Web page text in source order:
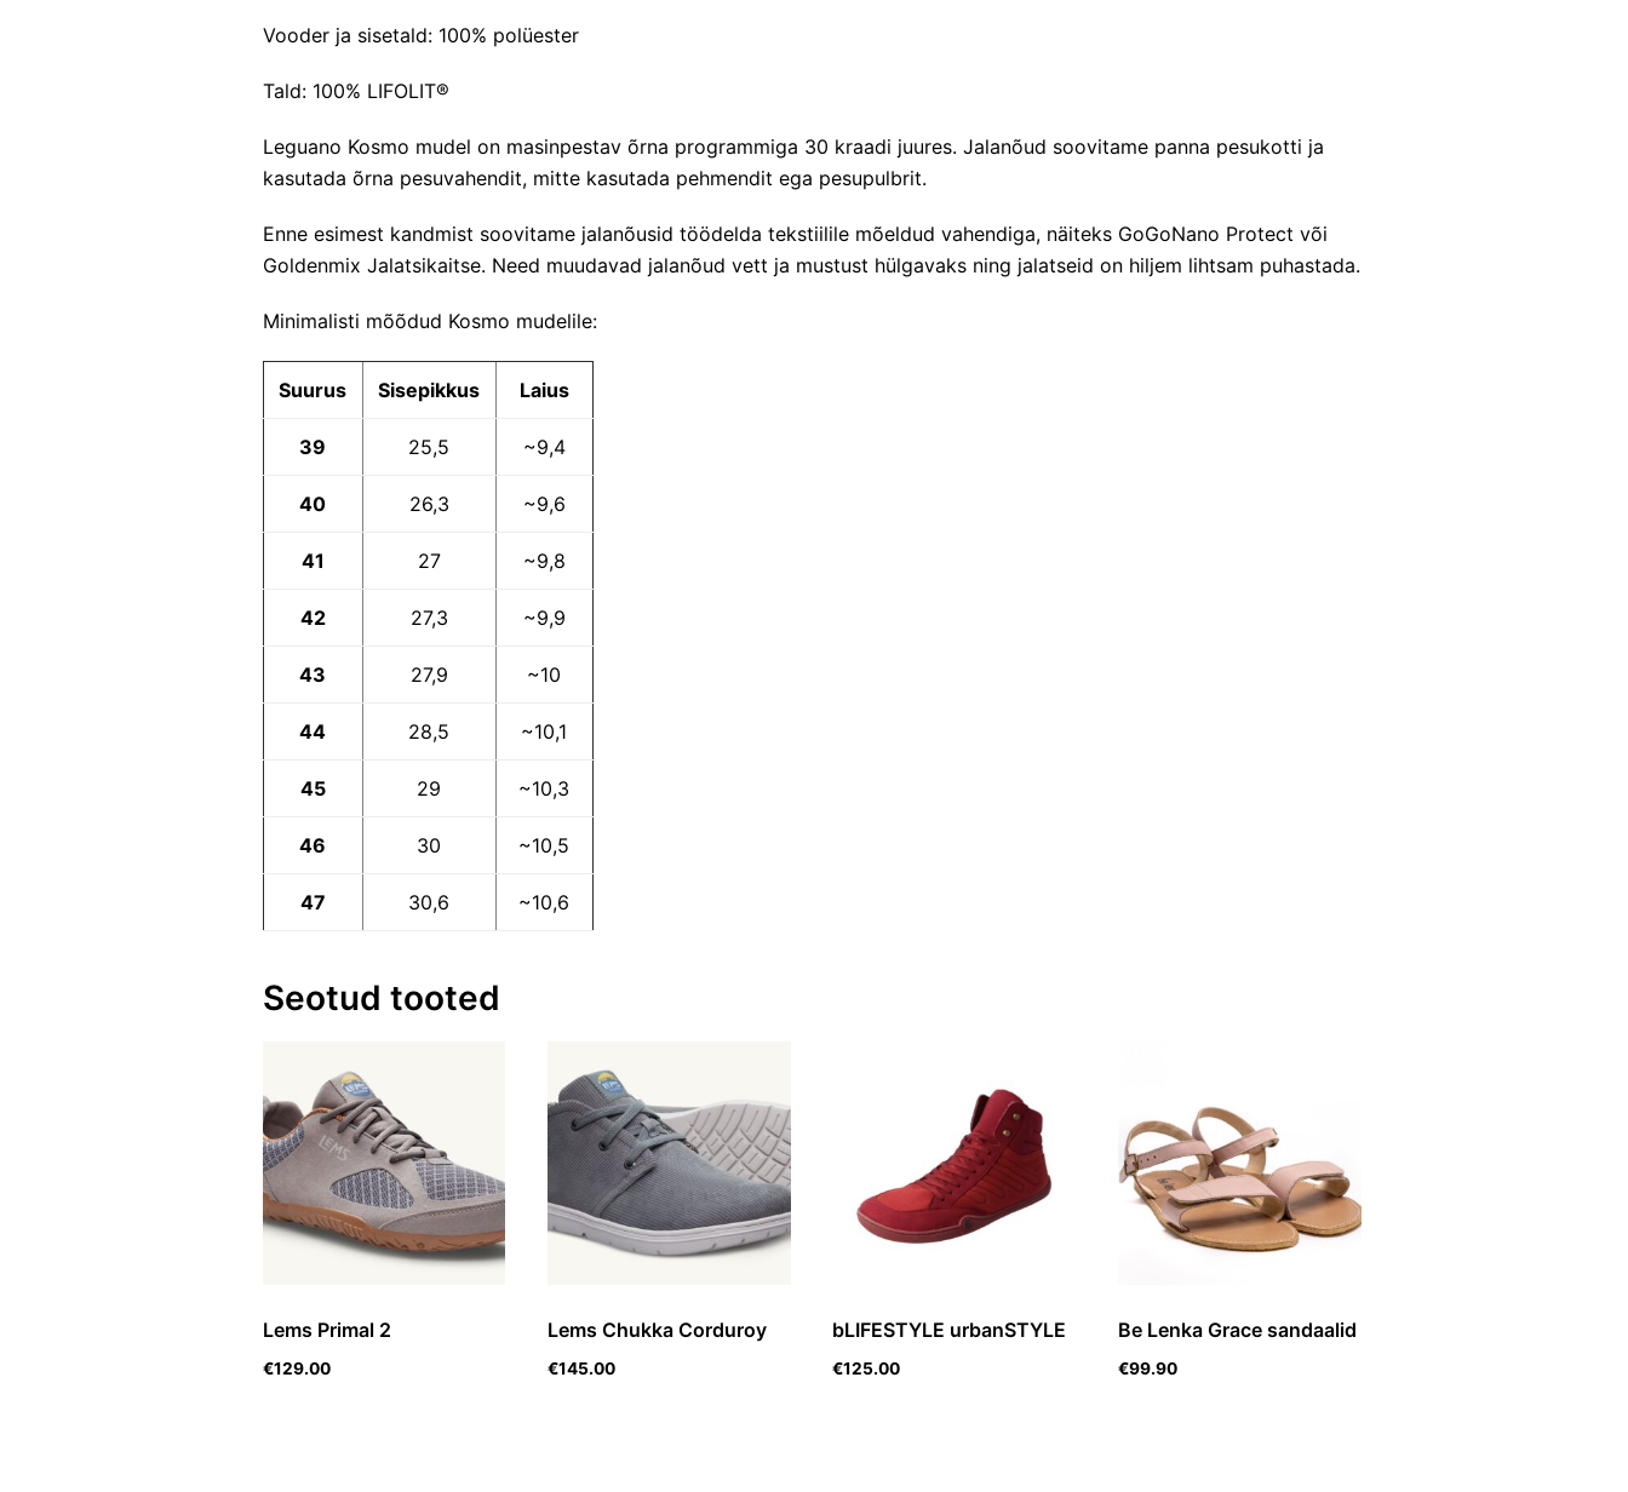
Vooder ja sisetald: 100% polüester
Tald: 100% LIFOLIT®
Leguano Kosmo mudel on masinpestav õrna programmiga 30 kraadi juures. Jalanõud soovitame panna pesukotti ja
kasutada õrna pesuvahendit, mitte kasutada pehmendit ega pesupulbrit.
Enne esimest kandmist soovitame jalanõusid töödelda tekstiilile mõeldud vahendiga, näiteks GoGoNano Protect või
Goldenmix Jalatsikaitse. Need muudavad jalanõud vett ja mustust hülgavaks ning jalatseid on hiljem lihtsam puhastada.
Minimalisti mõõdud Kosmo mudelile:
Suurus Sisepikkus Laius
39 25,5 ~9,4
40 26,3 ~9,6
41 27 ~9,8
42 27,3 ~9,9
43 27,9 ~10
44 28,5 ~10,1
45 29 ~10,3
46 30 ~10,5
47 30,6 ~10,6
Seotud tooted
Lems Primal 2
€129.00
Lems Chukka Corduroy
€145.00
bLIFESTYLE urbanSTYLE
€125.00
Be Lenka Grace sandaalid
€99.90